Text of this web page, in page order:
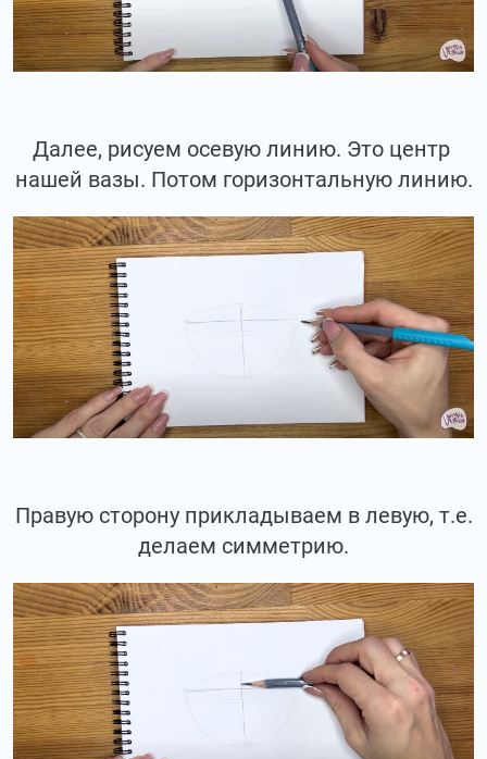
Далее, рисуем осевую линию. Это центр
нашей вазы. Потом горизонтальную линию.
Правую сторону прикладываем в левую, т.е.
делаем симметрию.